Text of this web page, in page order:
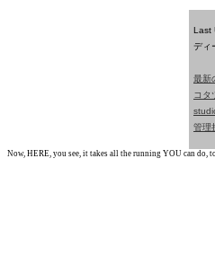
Last
ディ
最新
コタ
管理
Now, HERE, you see, it takes all the running YOU can do,